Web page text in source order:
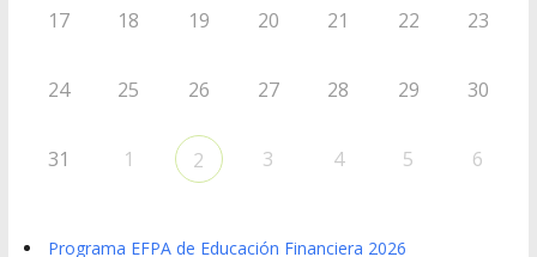
17 18 19 20 21 22 23
24 25 26 27 28 29 30
31 1 2 3 4 5 6
Programa EFPA de Educación Financiera 2026